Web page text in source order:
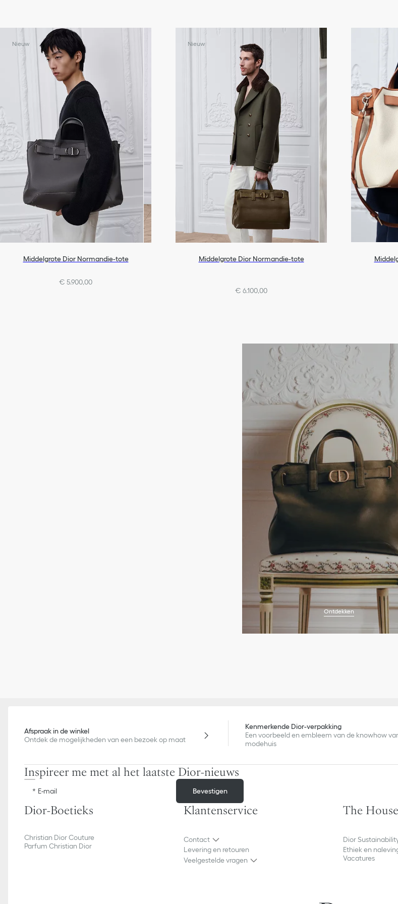
Nieuw
Middelgrote Dior Normandie-tote
€ 5.900,00
Nieuw
Middelgrote Dior Normandie-tote
€ 6.100,00
Ontdekken
Afspraak in de winkel
Ontdek de mogelijkheden van een bezoek op maat
Kenmerkende Dior-verpakking
Een voorbeeld en embleem van de knowhow
modehuis
Inspireer me met al het laatste Dior-nieuws
E-mail Bevestigen
Dior-Boetieks
Christian Dior Couture
Parfum Christian Dior
Klantenservice
Contact
Levering en retouren
Veelgestelde vragen
The
Dior
Ethiek en
Vacatures